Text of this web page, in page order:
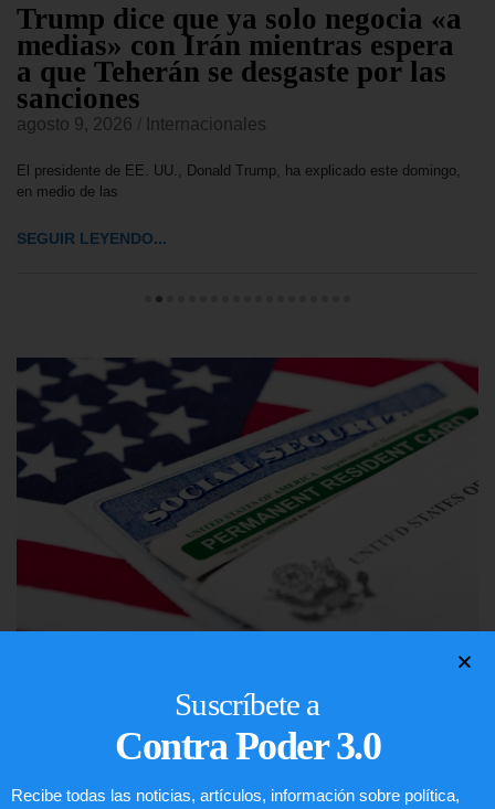
Trump dice que ya solo negocia «a
medias» con Irán mientras espera
a que Teherán se desgaste por las
sanciones
agosto 9, 2026 Internacionales
El presidente de EE. UU., Donald Trump, ha explicado este domingo,
en medio de las
SEGUIR LEYENDO...
Lotería de visa de EEUU
LEER ARTÍCULO...
Suscríbete a
Contra Poder 3.0
Recibe todas las noticias, artículos, información sobre política,